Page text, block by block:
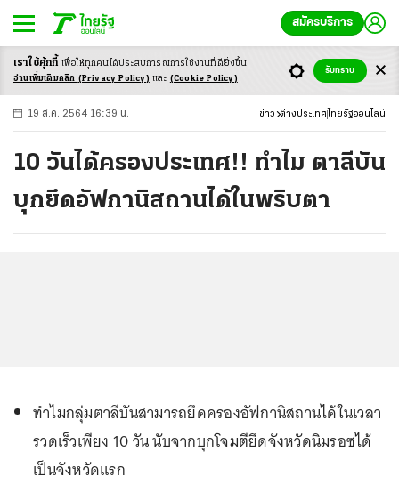
สมัครบริการ
-ก ก ก+
19 ส.ค. 2564 16:39 น. ข่าว ต่างประเทศ ไทยรัฐออนไลน์
10 วันได้ครองประเทศ!! ทำไม ตาลีบัน
บุกยึดอัฟกานิสถานได้ในพริบตา
ทำไมกลุ่มตาลีบันสามารถยึดครองอัฟกานิสถานได้ในเวลา
รวดเร็วเพียง 10 วัน นับจากบุกโจมตียึดจังหวัดนิมรอซได้
เป็นจังหวัดแรก
เราใช้คุ้กกี้ เพื่อให้ทุกคนได้ประสบการณ์การใช้งานที่ดียิ่งขึ้น
อ่านเพิ่มเติมคลิก (Privacy Policy) และ (Cookie Policy)
รับทราบ